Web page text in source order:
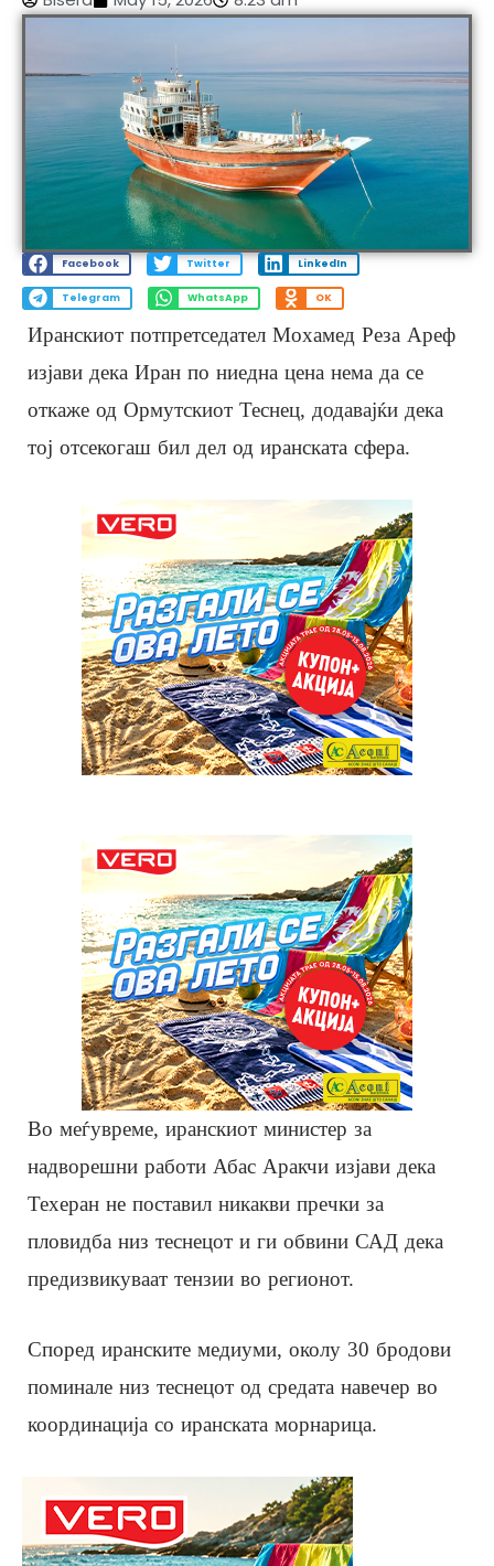
Facebook Twitter LinkedIn
Telegram WhatsApp OK
Иранскиот потпретседател Мохамед Реза Ареф
изјави дека Иран по ниедна цена нема да се
откаже од Ормутскиот Теснец, додавајќи дека
тој отсекогаш бил дел од иранската сфера.
Во меѓувреме, иранскиот министер за
надворешни работи Абас Аракчи изјави дека
Техеран не поставил никакви пречки за
пловидба низ теснецот и ги обвини САД дека
предизвикуваат тензии во регионот.
Според иранските медиуми, околу 30 бродови
поминале низ теснецот од средата навечер во
координација со иранската морнарица.